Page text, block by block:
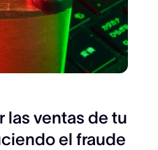
las ventas de tu
el fraude